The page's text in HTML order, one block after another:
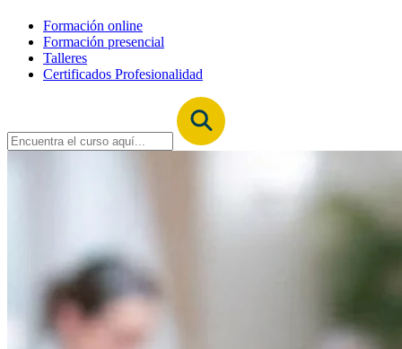
Formación online
Formación presencial
Talleres
Certificados Profesionalidad